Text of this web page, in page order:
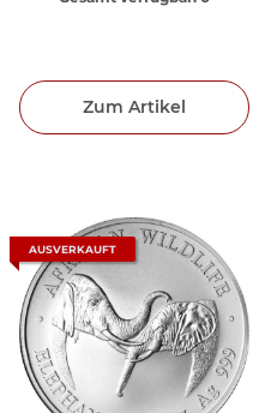
Zum Artikel
AUSVERKAUFT